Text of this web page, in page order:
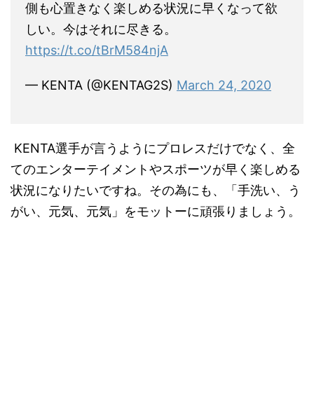
側も心置きなく楽しめる状況に早くなって欲
しい。今はそれに尽きる。
https://t.co/tBrM584njA
— KENTA (@KENTAG2S) March 24, 2020
KENTA選手が言うようにプロレスだけでなく、全
てのエンターテイメントやスポーツが早く楽しめる
状況になりたいですね。その為にも、「手洗い、う
がい、元気、元気」をモットーに頑張りましょう。